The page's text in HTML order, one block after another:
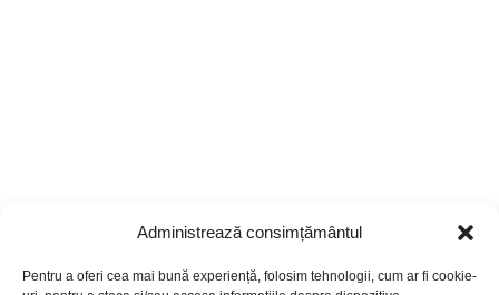
Administrează consimțământul
Pentru a oferi cea mai bună experiență, folosim tehnologii, cum ar fi cookie-